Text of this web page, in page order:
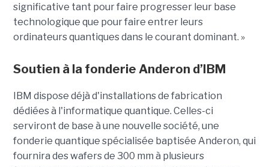
significative tant pour faire progresser leur base
technologique que pour faire entrer leurs
ordinateurs quantiques dans le courant dominant. »
Soutien à la fonderie Anderon d’IBM
IBM dispose déjà d'installations de fabrication
dédiées à l'informatique quantique. Celles-ci
serviront de base à une nouvelle société, une
fonderie quantique spécialisée baptisée Anderon, qui
fournira des wafers de 300 mm à plusieurs